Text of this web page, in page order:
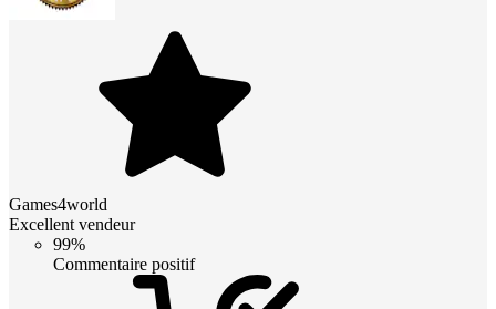
Games4world
Excellent vendeur
99%
Commentaire positif